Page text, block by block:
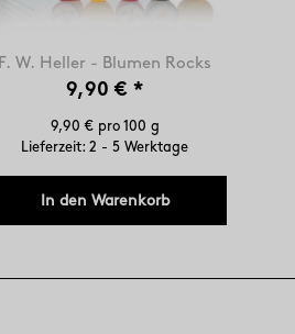
F. W. Heller - Blumen Rocks
9,90 € *
9,90 € pro 100 g
Lieferzeit: 2 - 5 Werktage
In den Warenkorb